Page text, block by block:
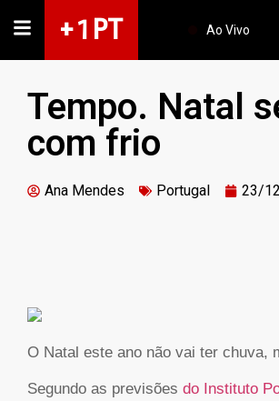
+ 1 PT Ao Vivo
Tempo. Natal
com frio
Ana Mendes Portugal 23/
O Natal este ano não vai ter chuva,
Segundo as previsões do Instituto